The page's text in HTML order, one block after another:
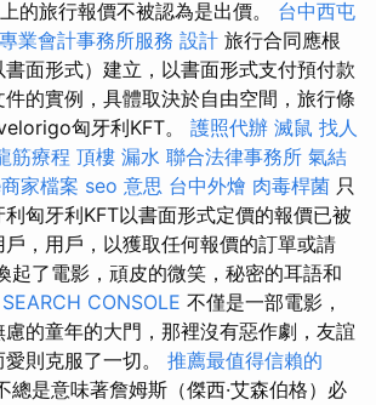
的旅行報價不被認為是出價。 台中西屯
專業會計事務所服務 設計 旅行合同應根
面形式）建立，以書面形式支付預付款
的實例，具體取決於自由空間，旅行條
匈牙利KFT。 護照代辦 滅鼠 找人
筋療程 頂樓 漏水 聯合法律事務所 氣結
家檔案 seo 意思 台中外燴 肉毒桿菌 只
匈牙利KFT以書面形式定價的報價已被
，用戶，以獲取任何報價的訂單或請
起了電影，頑皮的微笑，秘密的耳語和
CONSOLE 不僅是一部電影，
的童年的大門，那裡沒有惡作劇，友誼
則克服了一切。 推薦最值得信賴的
總是意味著詹姆斯（傑西·艾森伯格）必